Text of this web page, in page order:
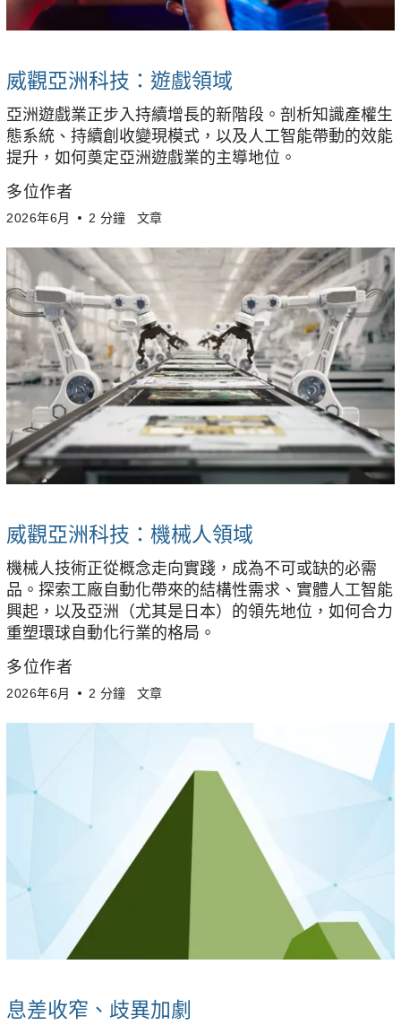
威觀亞洲科技：遊戲領域
亞洲遊戲業正步入持續增長的新階段。剖析知識產權生
態系統、持續創收變現模式，以及人工智能帶動的效能
提升，如何奠定亞洲遊戲業的主導地位。
多位作者
2026年6月 2 分鐘 文章
威觀亞洲科技：機械人領域
機械人技術正從概念走向實踐，成為不可或缺的必需
品。探索工廠自動化帶來的結構性需求、實體人工智能
興起，以及亞洲（尤其是日本）的領先地位，如何合力
重塑環球自動化行業的格局。
多位作者
2026年6月 2 分鐘 文章
息差收窄、歧異加劇